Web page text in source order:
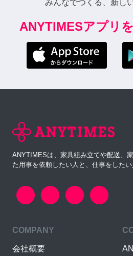
みんなでつくる、新し
ANYTIMESアプリ
ANYTIMESは、家具組み立てや配送、
た用事を依頼したい人と、仕事をしたい
COMPANY
会社概要